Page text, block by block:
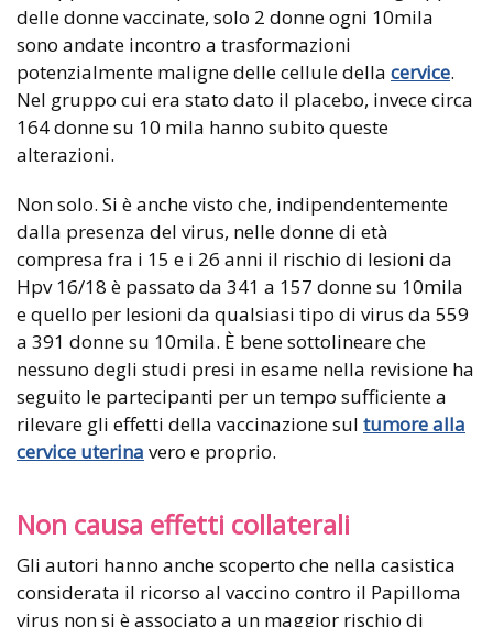
delle donne vaccinate, solo 2 donne ogni 10mila
sono andate incontro a trasformazioni
potenzialmente maligne delle cellule della cervice.
Nel gruppo cui era stato dato il placebo, invece circa
164 donne su 10 mila hanno subito queste
alterazioni.
Non solo. Si è anche visto che, indipendentemente
dalla presenza del virus, nelle donne di età
compresa fra i 15 e i 26 anni il rischio di lesioni da
Hpv 16/18 è passato da 341 a 157 donne su 10mila
e quello per lesioni da qualsiasi tipo di virus da 559
a 391 donne su 10mila. È bene sottolineare che
nessuno degli studi presi in esame nella revisione ha
seguito le partecipanti per un tempo sufficiente a
rilevare gli effetti della vaccinazione sul tumore alla
cervice uterina vero e proprio.
Non causa effetti collaterali
Gli autori hanno anche scoperto che nella casistica
considerata il ricorso al vaccino contro il Papilloma
virus non si è associato a un maggior rischio di